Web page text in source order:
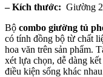
– Kích thước: Giường
Bộ combo giường tủ
có tính đồng bộ từ chất
hoa văn trên sản phẩm.
xét lựa chọn, dễ dàng
điều kiện sống khác